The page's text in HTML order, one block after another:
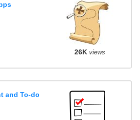
26K views
and To-do